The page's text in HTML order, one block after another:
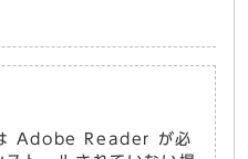
Adobe Reader が必